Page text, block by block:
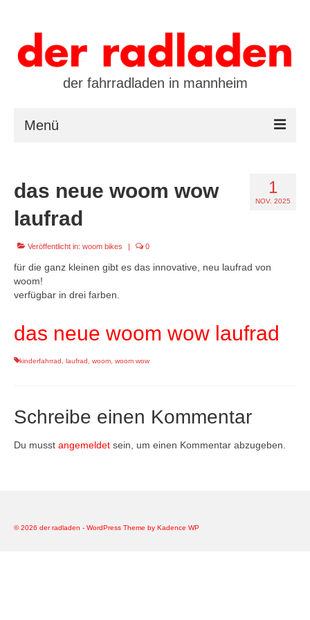
der fahrradladen in mannheim
Menü
marken
öffnungszeiten / kontakt
leasing / finanzierung
preistool
specials
tout terrain pamir / appia / belair / divide
impressum
1
NOV. 2025
das neue woom wow
laufrad
Veröffentlicht in: woom bikes | 0
für die ganz kleinen gibt es das innovative, neu laufrad von
woom!
verfügbar in drei farben.
das neue woom wow laufrad
kinderfahrrad laufrad woom woom wow
Schreibe einen Kommentar
Du musst angemeldet sein, um einen Kommentar abzugeben.
© 2026 der radladen - WordPress Theme by Kadence WP